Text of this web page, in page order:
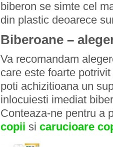
biberon se simte cel
din plastic deoarece
Biberoane –
Va recomandam
care este foarte
poti achizitioana un
inlocuiesti imediat
Conteaza-ne pentru a
copii si carucioare